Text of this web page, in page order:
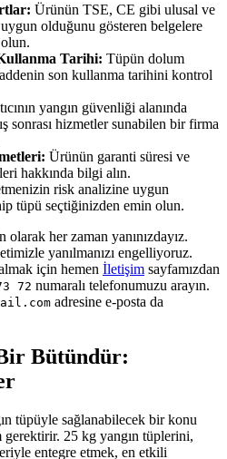
Ürünün TSE, CE gibi ulusal ve
olduğunu gösteren belgelere
Tarihi: Tüpün dolum
son kullanma tarihini kontrol
yangın güvenliği alanında
sonrası hizmetler sunabilen bir firma
Ürünün garanti süresi ve
hakkında bilgi alın.
risk analizine uygun
tüpü seçtiğinizden emin olun.
her zaman yanınızdayız.
yanılmanızı engelliyoruz.
için hemen İletişim sayfamızdan
72 numaralı telefonumuzu arayın.
adresine e-posta da
Bütündür:
tüpüyle sağlanabilecek bir konu
25 kg yangın tüplerini,
entegre etmek, en etkili